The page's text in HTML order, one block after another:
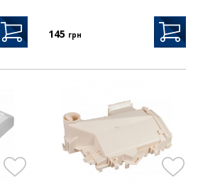
145 грн